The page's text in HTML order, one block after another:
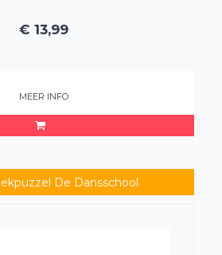
€ 13,99
MEER INFO
De Dansschool